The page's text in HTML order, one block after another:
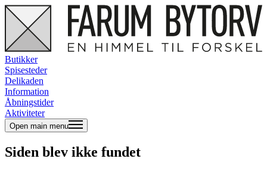
Butikker
Spisesteder
Delikaden
Information
Åbningstider
Aktiviteter
Open main menu
Siden blev ikke fundet